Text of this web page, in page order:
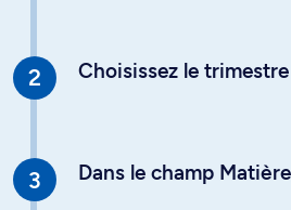
Choisissez le
Dans le champ